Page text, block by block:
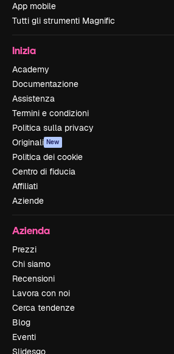
App mobile
Tutti gli strumenti Magnific
Inizia
Academy
Documentazione
Assistenza
Termini e condizioni
Politica sulla privacy
Originali New
Politica dei cookie
Centro di fiducia
Affiliati
Aziende
Azienda
Prezzi
Chi siamo
Recensioni
Lavora con noi
Cerca tendenze
Blog
Eventi
Slidesgo